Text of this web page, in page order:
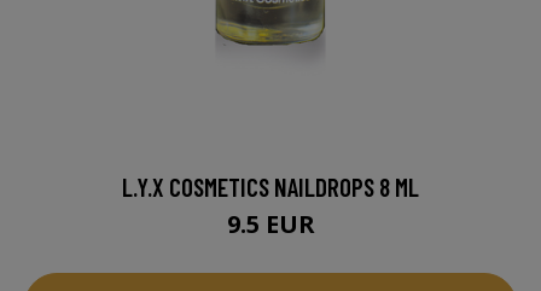
L.Y.X COSMETICS NAILDROPS 8 ML
9.5 EUR